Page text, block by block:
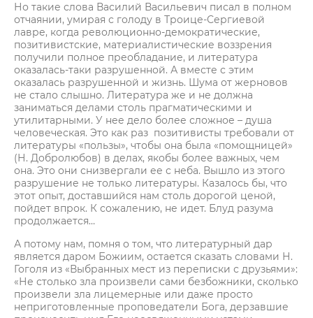
Но такие слова Василий Васильевич писал в полном
отчаянии, умирая с голоду в Троице-Сергиевой
лавре, когда революционно-демократические,
позитивистские, материалистические воззрения
получили полное преобладание, и литература
оказалась-таки разрушенной. А вместе с этим
оказалась разрушенной и жизнь. Шума от жерновов
не стало слышно. Литература же и не должна
заниматься делами столь прагматическими и
утилитарными. У нее дело более сложное – душа
человеческая. Это как раз позитивисты требовали от
литературы «пользы», чтобы она была «помощницей»
(Н. Добролюбов) в делах, якобы более важных, чем
она. Это они снизвергали ее с неба. Вышло из этого
разрушение не только литературы. Казалось бы, что
этот опыт, доставшийся нам столь дорогой ценой,
пойдет впрок. К сожалению, не идет. Блуд разума
продолжается…
А потому нам, помня о том, что литературный дар
является даром Божиим, остается сказать словами Н.
Гоголя из «Выбранных мест из переписки с друзьями»:
«Не столько зла произвели сами безбожники, сколько
произвели зла лицемерные или даже просто
неприготовленные проповедатели Бога, дерзавшие